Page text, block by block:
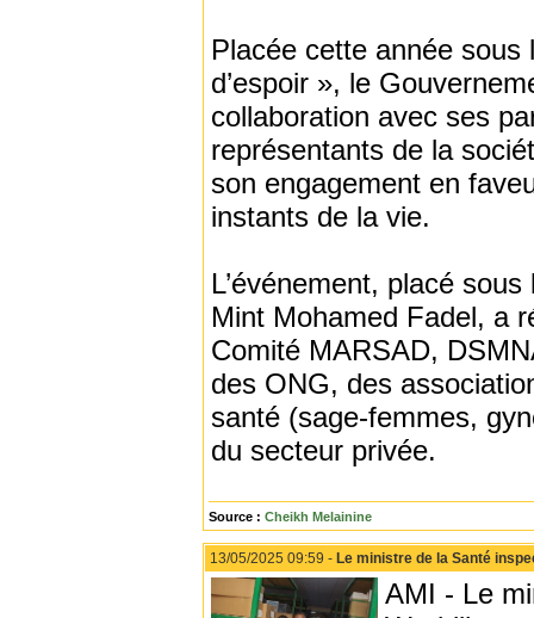
Placée cette année
d’espoir », le
collaboration avec ses
représentants de la
son engagement en
instants de la vie.
L’événement, placé
Mint Mohamed Fadel, a
Comité MARSAD,
des ONG, des
santé (sage-femmes,
du secteur privée.
Source : Cheikh Melainine
13/05/2025 09:59 - Le ministre de la Santé
AMI - Le